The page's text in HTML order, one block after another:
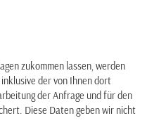
zukommen lassen, werden
der von Ihnen dort
der Anfrage und für den
Diese Daten geben wir nicht